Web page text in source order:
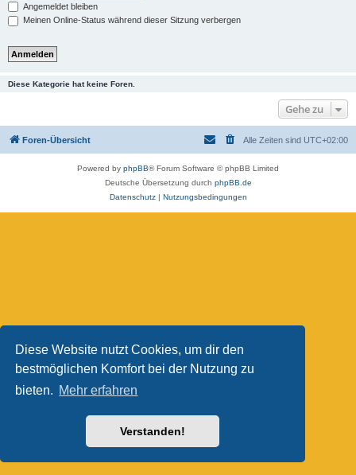
Diese Website nutzt Cookies, um dir den
bestmöglichen Komfort bei der Nutzung zu
bieten. Mehr erfahren
Verstanden!
Angemeldet bleiben
Meinen Online-Status während dieser Sitzung verbergen
Diese Kategorie hat keine Foren.
Gehe zu
Foren-Übersicht Alle Zeiten sind UTC+02:00
Powered by phpBB® Forum Software © phpBB Limited
Deutsche Übersetzung durch phpBB.de
Datenschutz| Nutzungsbedingungen